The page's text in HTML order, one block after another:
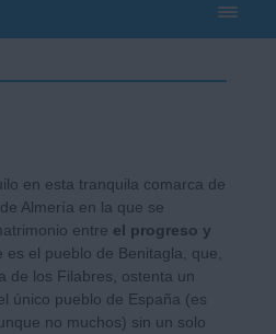
en esta tranquila comarca de
Almería en la que se
entre el progreso y
es el pueblo de Benitagla, que,
de los Filabres, ostenta un
único pueblo de España (es
no muchos) sin un solo